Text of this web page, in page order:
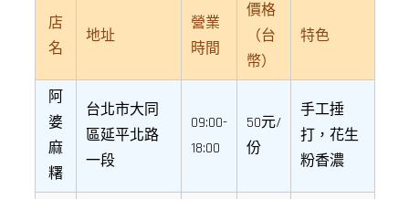
店
名
地址
營業
時間
價格
（台
幣）
特色
阿
婆
麻
糬
台北市大同
區延平北路
一段
09:00-
18:00
50元/
份
手工捶
打，花生
粉香濃